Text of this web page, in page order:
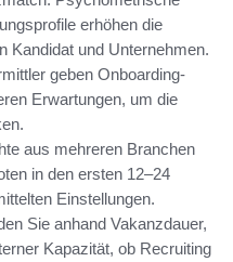
erhöhen die
Kandidat und Unternehmen.
geben Onboarding-
Erwartungen, um die
aus mehreren Branchen
in den ersten 12–24
Einstellungen.
Sie anhand Vakanzdauer,
Kapazität, ob Recruiting